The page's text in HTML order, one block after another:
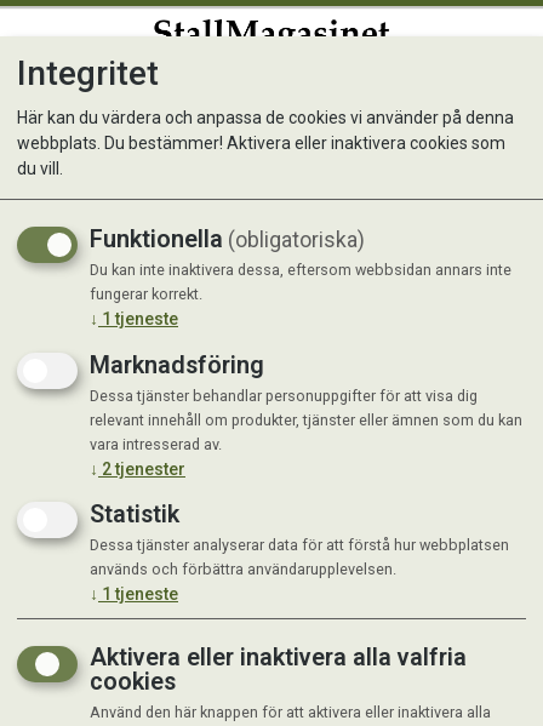
Visar 2448 produkter
Integritet
Här kan du värdera och anpassa de cookies vi använder på denna
webbplats. Du bestämmer! Aktivera eller inaktivera cookies som
du vill.
Funktionella (obligatoriska)
Du kan inte inaktivera dessa, eftersom webbsidan annars inte
fungerar korrekt.
↓ 1 tjeneste
Marknadsföring
Dessa tjänster behandlar personuppgifter för att visa dig
relevant innehåll om produkter, tjänster eller ämnen som du kan
vara intresserad av.
↓ 2tjenester
Statistik
Dessa tjänster analyserar data för att förstå hur webbplatsen
används och förbättra användarupplevelsen.
↓ 1 tjeneste
Aktivera eller inaktivera alla valfria
cookies
Använd den här knappen för att aktivera eller inaktivera alla